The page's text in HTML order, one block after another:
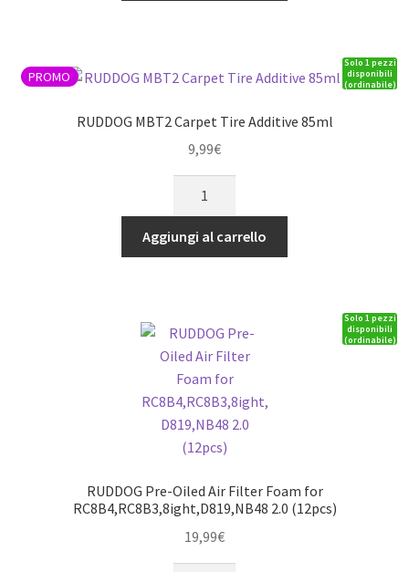
quantità
PROMO
Solo 1 pezzi
disponibili
(ordinabile)
RUDDOG MBT2 Carpet Tire Additive 85ml
9,99€
Carpet
Tire
Aggiungi al carrello
Solo 1 pezzi
disponibili
(ordinabile)
RUDDOG Pre-Oiled Air Filter Foam for
RC8B4,RC8B3,8ight,D819,NB48 2.0 (12pcs)
19,99€